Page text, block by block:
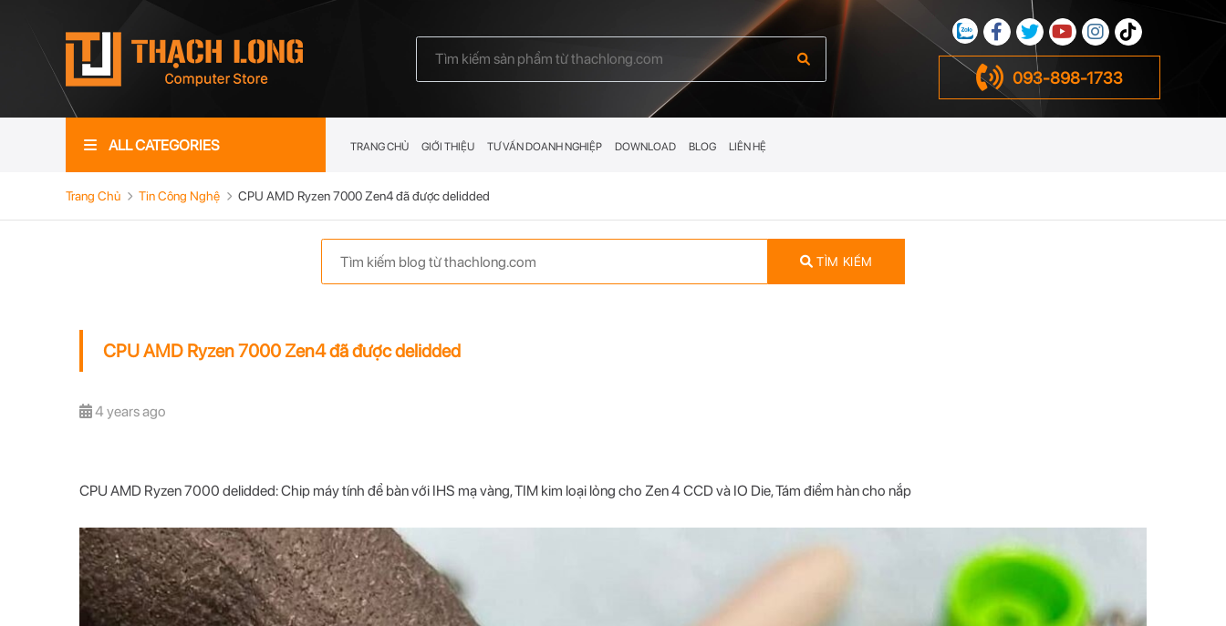
093-898-1733
ALL CATEGORIES TRANG CHỦ GIỚI THIỆU TƯ VẤN DOANH NGHIỆP DOWNLOAD BLOG LIÊN HỆ
Trang Chủ Tin Công Nghệ CPU AMD Ryzen 7000 Zen4 đã được delidded
TÌM KIẾM
CPU AMD Ryzen 7000 Zen4 đã được delidded
4 years ago
CPU AMD Ryzen 7000 delidded: Chip máy tính để bàn với IHS mạ vàng, TIM kim loại lỏng cho Zen 4 CCD và IO Die, Tám điểm hàn cho nắp